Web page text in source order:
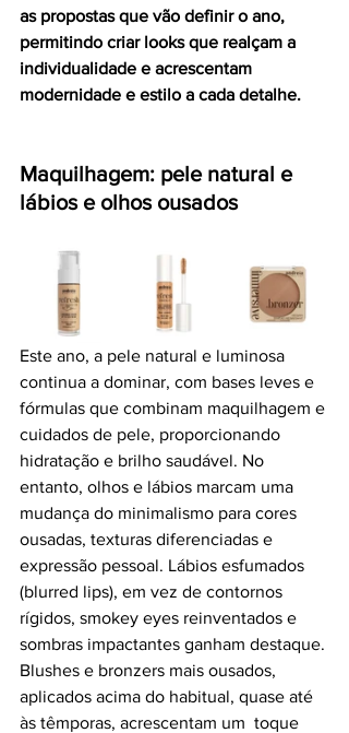
as propostas que vão definir o ano,
permitindo criar looks que realçam a
individualidade e acrescentam
modernidade e estilo a cada detalhe.
Maquilhagem: pele natural e
lábios e olhos ousados
Este ano, a pele natural e luminosa
continua a dominar, com bases leves e
fórmulas que combinam maquilhagem e
cuidados de pele, proporcionando
hidratação e brilho saudável. No
entanto, olhos e lábios marcam uma
mudança do minimalismo para cores
ousadas, texturas diferenciadas e
expressão pessoal. Lábios esfumados
(blurred lips), em vez de contornos
rígidos, smokey eyes reinventados e
sombras impactantes ganham destaque.
Blushes e bronzers mais ousados,
aplicados acima do habitual, quase até
às têmporas, acrescentam um  toque